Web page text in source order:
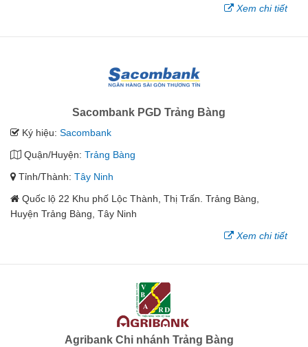
Xem chi tiết
Sacombank PGD Trảng Bàng
Ký hiệu: Sacombank
Quận/Huyện: Trảng Bàng
Tỉnh/Thành: Tây Ninh
Quốc lộ 22 Khu phố Lộc Thành, Thị Trấn. Trảng Bàng,
Huyện Trảng Bàng, Tây Ninh
Xem chi tiết
Agribank Chi nhánh Trảng Bàng